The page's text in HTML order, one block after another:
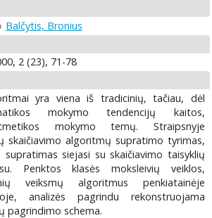
Balčytis, Bronius
2 (23), 71-78
yra viena iš tradicinių, tačiau, dėl
mokymo tendencijų kaitos,
mokymo temų. Straipsnyje
skaičiavimo algoritmų supratimo tyrimas,
siejasi su skaičiavimo taisyklių
Penktos klasės moksleivių veiklos,
veiksmų algoritmus penkiatainėje
analizės pagrindu rekonstruojama
pagrindimo schema.